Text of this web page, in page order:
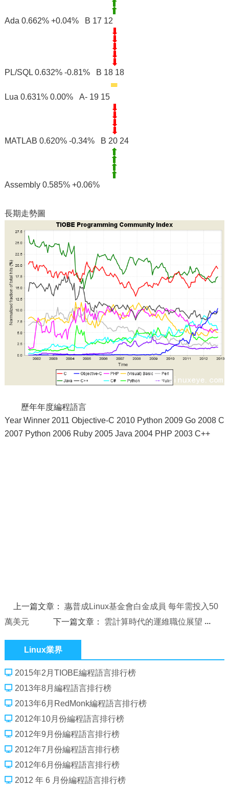
Ada 0.662% +0.04% B 17 12
PL/SQL 0.632% -0.81% B 18 18
Lua 0.631% 0.00% A- 19 15
MATLAB 0.620% -0.34% B 20 24
Assembly 0.585% +0.06%
長期走勢圖
歷年年度編程語言
Year Winner 2011 Objective-C 2010 Python 2009 Go 2008 C
2007 Python 2006 Ruby 2005 Java 2004 PHP 2003 C++
上一篇文章：惠普成Linux基金會白金成員 每年需投入50
萬美元
下一篇文章： 雲計算時代的運維職位展望
Linux業界
2015年2月TIOBE編程語言排行榜
2013年8月編程語言排行榜
2013年6月RedMonk編程語言排行榜
2012年10月份編程語言排行榜
2012年9月份編程語言排行榜
2012年7月份編程語言排行榜
2012年6月份編程語言排行榜
2012 年 6 月份編程語言排行榜